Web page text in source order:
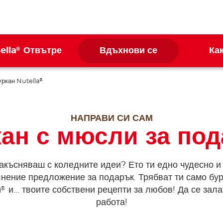
® Отвътре Вдъхнови се
Nutella®
НАПРАВИ СИ САМ
с мюсли за
с коледните идеи? Ето ти едно чудесно и
предложение за подарък. Трябват ти само
®
и… твоите собствени рецепти за любов! Да се
работа!